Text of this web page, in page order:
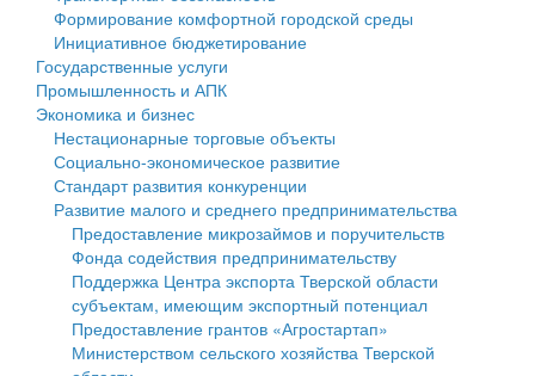
Государственные услуги
Промышленность и АПК
Экономика и бизнес
Символика
Устав
Гостям округа
Туризм
Культура
Образование
Здравоохранение
Социальная защита
муниципального округа Тверской области
Администрация Кашинского муниципального округа
Тверской области
Управление сельскими территориями
Открытые данные
Работа с обращениями граждан
Муниципальный контроль
Муниципальные услуги
Финансовое управление
Бюджет для граждан
Имущество
Выявление правообладателей ранее учтенных
объектов недвижимости
Имущественная поддержка субъектов малого и
среднего предпринимательства
Информационная поддержка субъектов малого и
Формирование комфортной городской среды
Инициативное бюджетирование
Государственные услуги
Промышленность и АПК
Экономика и бизнес
Нестационарные торговые объекты
Социально-экономическое развитие
Стандарт развития конкуренции
Развитие малого и среднего предпринимательства
Предоставление микрозаймов и поручительств
Фонда содействия предпринимательству
Поддержка Центра экспорта Тверской области
субъектам, имеющим экспортный потенциал
Предоставление грантов «Агростартап»
Министерством сельского хозяйства Тверской